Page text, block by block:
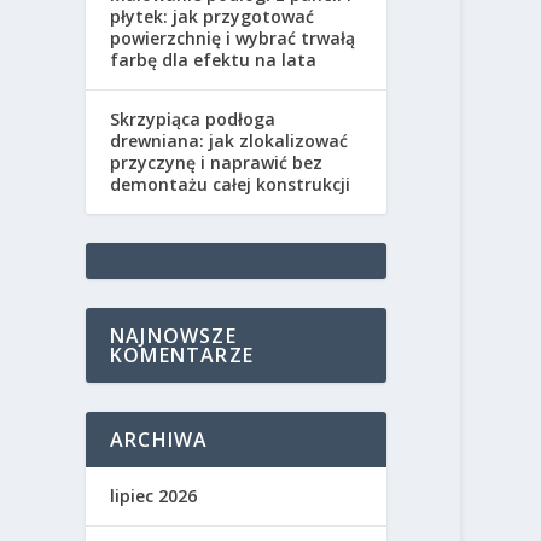
płytek: jak przygotować
powierzchnię i wybrać trwałą
farbę dla efektu na lata
Skrzypiąca podłoga
drewniana: jak zlokalizować
przyczynę i naprawić bez
demontażu całej konstrukcji
NAJNOWSZE
KOMENTARZE
ARCHIWA
lipiec 2026